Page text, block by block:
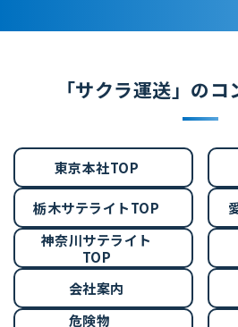
「サクラ運送」の
東京本社TOP
栃木サテライトTOP
神奈川サテライト
TOP
会社案内
危険物